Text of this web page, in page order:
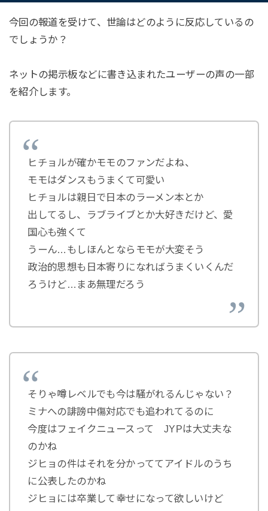
今回の報道を受けて、世論はどのように反応しているの
でしょうか？
ネットの掲示板などに書き込まれたユーザーの声の一部
を紹介します。
ヒチョルが確かモモのファンだよね、
モモはダンスもうまくて可愛い
ヒチョルは親日で日本のラーメン本とか
出してるし、ラブライブとか大好きだけど、愛
国心も強くて
うーん…もしほんとならモモが大変そう
政治的思想も日本寄りになればうまくいくんだ
ろうけど…まあ無理だろう
そりゃ噂レベルでも今は騒がれるんじゃない？
ミナへの誹謗中傷対応でも追われてるのに
今度はフェイクニュースって JYPは大丈夫な
のかね
ジヒョの件はそれを分かっててアイドルのうち
に公表したのかね
ジヒョには卒業して幸せになって欲しいけど